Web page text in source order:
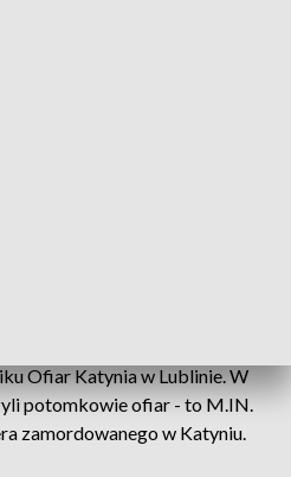
Ofiar Katynia w Lublinie. W
potomkowie ofiar - to M.IN.
zamordowanego w Katyniu.